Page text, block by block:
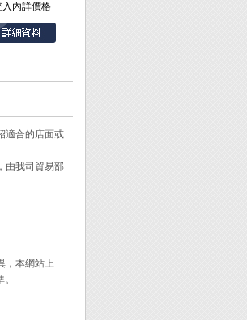
入內詳價格
適合的店面或
由我司貿易部
，本網站上